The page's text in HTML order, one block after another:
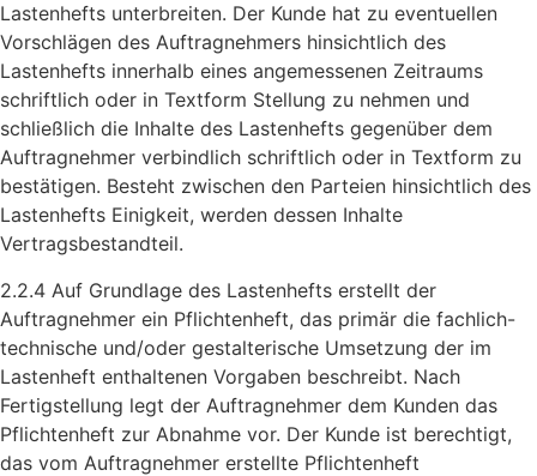
Lastenhefts unterbreiten. Der Kunde hat zu eventuellen
Vorschlägen des Auftragnehmers hinsichtlich des
Lastenhefts innerhalb eines angemessenen Zeitraums
schriftlich oder in Textform Stellung zu nehmen und
schließlich die Inhalte des Lastenhefts gegenüber dem
Auftragnehmer verbindlich schriftlich oder in Textform zu
bestätigen. Besteht zwischen den Parteien hinsichtlich des
Lastenhefts Einigkeit, werden dessen Inhalte
Vertragsbestandteil.
2.2.4 Auf Grundlage des Lastenhefts erstellt der
Auftragnehmer ein Pflichtenheft, das primär die fachlich-
technische und/oder gestalterische Umsetzung der im
Lastenheft enthaltenen Vorgaben beschreibt. Nach
Fertigstellung legt der Auftragnehmer dem Kunden das
Pflichtenheft zur Abnahme vor. Der Kunde ist berechtigt,
das vom Auftragnehmer erstellte Pflichtenheft